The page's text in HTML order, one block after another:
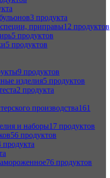
3 продукта
приправы12 продуктов
5 продуктов
5 продуктов
9 продуктов
изделия5 продуктов
2 продукта
производства161
и наборы17 продуктов
56 продуктов
продукта
76 продуктов